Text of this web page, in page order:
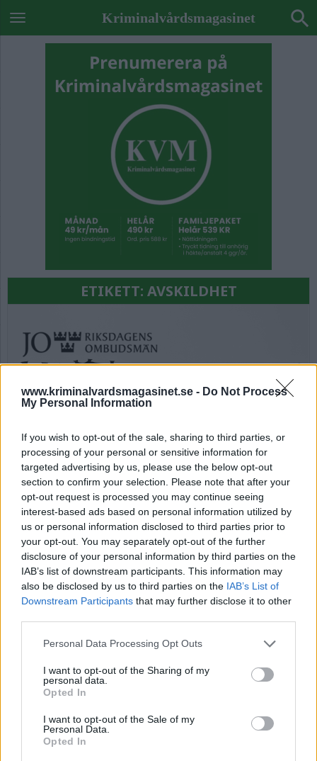
www.kriminalvardsmagasinet.se - Do Not Process
My Personal Information
If you wish to opt-out of the sale, sharing to third parties, or
processing of your personal or sensitive information for
targeted advertising by us, please use the below opt-out
section to confirm your selection. Please note that after your
opt-out request is processed you may continue seeing
interest-based ads based on personal information utilized by
us or personal information disclosed to third parties prior to
your opt-out. You may separately opt-out of the further
disclosure of your personal information by third parties on the
IAB’s list of downstream participants. This information may
also be disclosed by us to third parties on the IAB’s List of
Downstream Participants that may further disclose it to other
Personal Data Processing Opt Outs
I want to opt-out of the Sharing of my
personal data.
Opted In
I want to opt-out of the Sale of my
Personal Data.
Opted In
Kriminalvårdsmagasinet
ETIKETT: AVSKILDHET
Ingripande
tvångsåtgärder mot
intagen – ”oacceptabelt”
Misstankar uppkom att en intagen skulle
smuggla in knark via besök, ändå tillät anstalten
Borås att besöket genomfördes.
Justitieombudsmannen (JO) anser att agerandet
från ansvariga är ”fullständigt oacceptabelt”.
KVM GRANSKAR